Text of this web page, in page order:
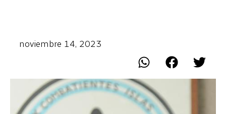
noviembre 14, 2023